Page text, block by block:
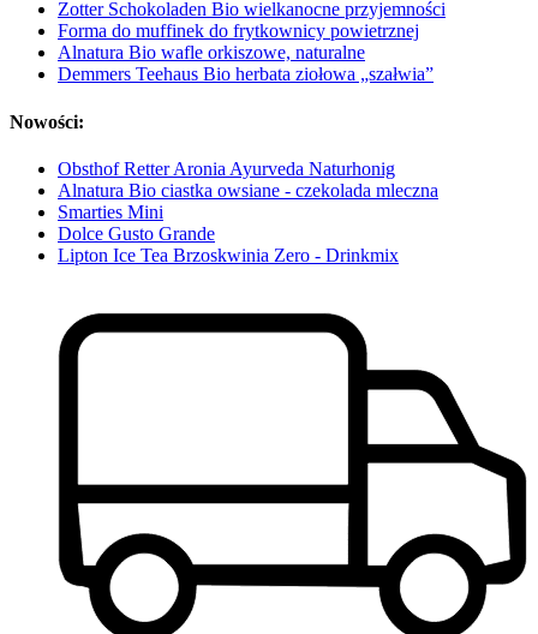
Zotter Schokoladen Bio wielkanocne przyjemności
Forma do muffinek do frytkownicy powietrznej
Alnatura Bio wafle orkiszowe, naturalne
Demmers Teehaus Bio herbata ziołowa „szałwia”
Nowości:
Obsthof Retter Aronia Ayurveda Naturhonig
Alnatura Bio ciastka owsiane - czekolada mleczna
Smarties Mini
Dolce Gusto Grande
Lipton Ice Tea Brzoskwinia Zero - Drinkmix